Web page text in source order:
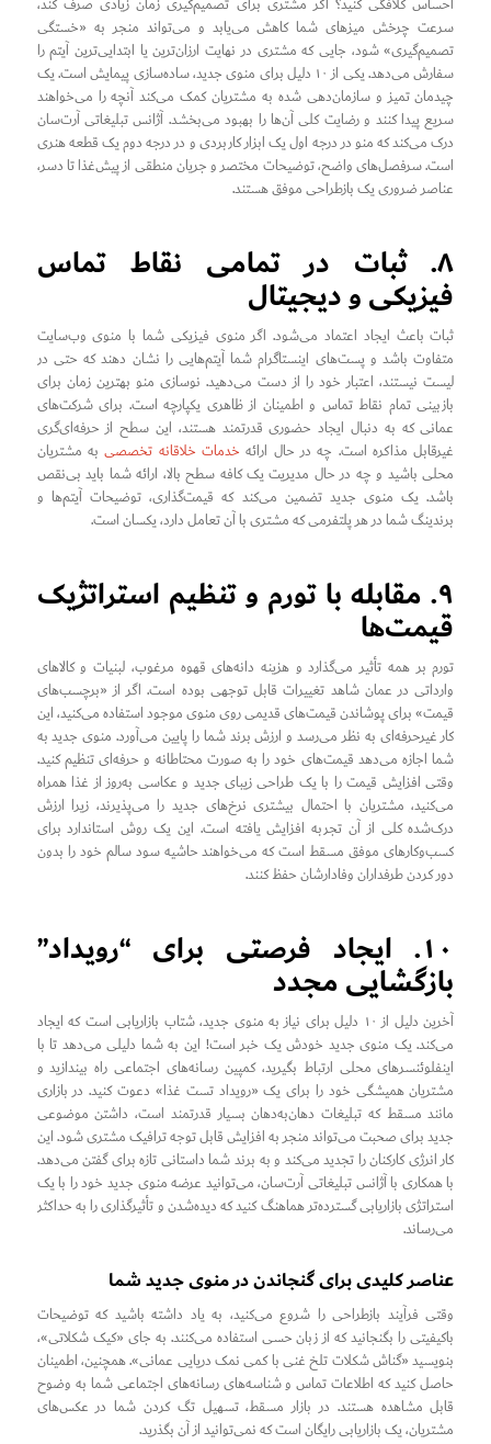
احساس کلافگی کنید؟ اگر مشتری برای تصمیم‌گیری زمان زیادی صرف کند،
سرعت چرخش میزهای شما کاهش می‌یابد و می‌تواند منجر به «خستگی
تصمیم‌گیری» شود، جایی که مشتری در نهایت ارزان‌ترین یا ابتدایی‌ترین آیتم را
سفارش می‌دهد. یکی از ۱۰ دلیل برای منوی جدید، ساده‌سازی پیمایش است. یک
چیدمان تمیز و سازمان‌دهی شده به مشتریان کمک می‌کند آنچه را می‌خواهند
سریع پیدا کنند و رضایت کلی آن‌ها را بهبود می‌بخشد. آژانس تبلیغاتی آرت‌سان
درک می‌کند که منو در درجه اول یک ابزار کاربردی و در درجه دوم یک قطعه هنری
است. سرفصل‌های واضح، توضیحات مختصر و جریان منطقی از پیش‌غذا تا دسر،
عناصر ضروری یک بازطراحی موفق هستند.
۸. ثبات در تمامی نقاط تماس
فیزیکی و دیجیتال
ثبات باعث ایجاد اعتماد می‌شود. اگر منوی فیزیکی شما با منوی وب‌سایت
متفاوت باشد و پست‌های اینستاگرام شما آیتم‌هایی را نشان دهند که حتی در
لیست نیستند، اعتبار خود را از دست می‌دهید. نوسازی منو بهترین زمان برای
بازبینی تمام نقاط تماس و اطمینان از ظاهری یکپارچه است. برای شرکت‌های
عمانی که به دنبال ایجاد حضوری قدرتمند هستند، این سطح از حرفه‌ای‌گری
غیرقابل مذاکره است. چه در حال ارائه خدمات خلاقانه تخصصیبه مشتریان
محلی باشید و چه در حال مدیریت یک کافه سطح بالا، ارائه شما باید بی‌نقص
باشد. یک منوی جدید تضمین می‌کند که قیمت‌گذاری، توضیحات آیتم‌ها و
برندینگ شما در هر پلتفرمی که مشتری با آن تعامل دارد، یکسان است.
۹. مقابله با تورم و تنظیم استراتژیک
قیمت‌ها
تورم بر همه تأثیر می‌گذارد و هزینه دانه‌های قهوه مرغوب، لبنیات و کالاهای
وارداتی در عمان شاهد تغییرات قابل توجهی بوده است. اگر از «برچسب‌های
قیمت» برای پوشاندن قیمت‌های قدیمی روی منوی موجود استفاده می‌کنید، این
کار غیرحرفه‌ای به نظر می‌رسد و ارزش برند شما را پایین می‌آورد. منوی جدید به
شما اجازه می‌دهد قیمت‌های خود را به صورت محتاطانه و حرفه‌ای تنظیم کنید.
وقتی افزایش قیمت را با یک طراحی زیبای جدید و عکاسی به‌روز از غذا همراه
می‌کنید، مشتریان با احتمال بیشتری نرخ‌های جدید را می‌پذیرند، زیرا ارزش
درک‌شده کلی از آن تجربه افزایش یافته است. این یک روش استاندارد برای
کسب‌وکارهای موفق مسقط است که می‌خواهند حاشیه سود سالم خود را بدون
دور کردن طرفداران وفادارشان حفظ کنند.
۱۰. ایجاد فرصتی برای “رویداد”
بازگشایی مجدد
آخرین دلیل از ۱۰ دلیل برای نیاز به منوی جدید، شتاب بازاریابی است که ایجاد
می‌کند. یک منوی جدید خودش یک خبر است! این به شما دلیلی می‌دهد تا با
اینفلوئنسرهای محلی ارتباط بگیرید، کمپین رسانه‌های اجتماعی راه بیندازید و
مشتریان همیشگی خود را برای یک «رویداد تست غذا» دعوت کنید. در بازاری
مانند مسقط که تبلیغات دهان‌به‌دهان بسیار قدرتمند است، داشتن موضوعی
جدید برای صحبت می‌تواند منجر به افزایش قابل توجه ترافیک مشتری شود. این
کار انرژی کارکنان را تجدید می‌کند و به برند شما داستانی تازه برای گفتن می‌دهد.
با همکاری با آژانس تبلیغاتی آرت‌سان، می‌توانید عرضه منوی جدید خود را با یک
استراتژی بازاریابی گسترده‌تر هماهنگ کنید که دیده‌شدن و تأثیرگذاری را به حداکثر
می‌رساند.
عناصر کلیدی برای گنجاندن در منوی جدید شما
وقتی فرآیند بازطراحی را شروع می‌کنید، به یاد داشته باشید که توضیحات
باکیفیتی را بگنجانید که از زبان حسی استفاده می‌کنند. به جای «کیک شکلاتی»،
بنویسید «گناش شکلات تلخ غنی با کمی نمک دریایی عمانی». همچنین، اطمینان
حاصل کنید که اطلاعات تماس و شناسه‌های رسانه‌های اجتماعی شما به وضوح
قابل مشاهده هستند. در بازار مسقط، تسهیل تگ کردن شما در عکس‌های
مشتریان، یک بازاریابی رایگان است که نمی‌توانید از آن بگذرید.